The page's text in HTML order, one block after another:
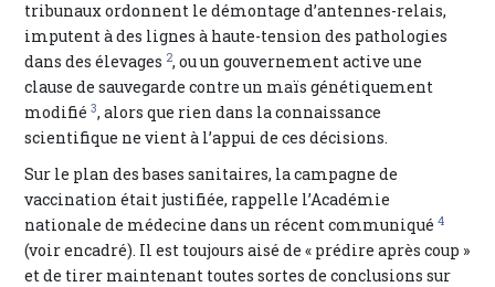
tribunaux ordonnent le démontage d’antennes-relais,
imputent à des lignes à haute-tension des pathologies
dans des élevages 2, ou un gouvernement active une
clause de sauvegarde contre un maïs génétiquement
modifié 3, alors que rien dans la connaissance
scientifique ne vient à l’appui de ces décisions.
Sur le plan des bases sanitaires, la campagne de
vaccination était justifiée, rappelle l’Académie
nationale de médecine dans un récent communiqué 4
(voir encadré). Il est toujours aisé de « prédire après coup »
et de tirer maintenant toutes sortes de conclusions sur